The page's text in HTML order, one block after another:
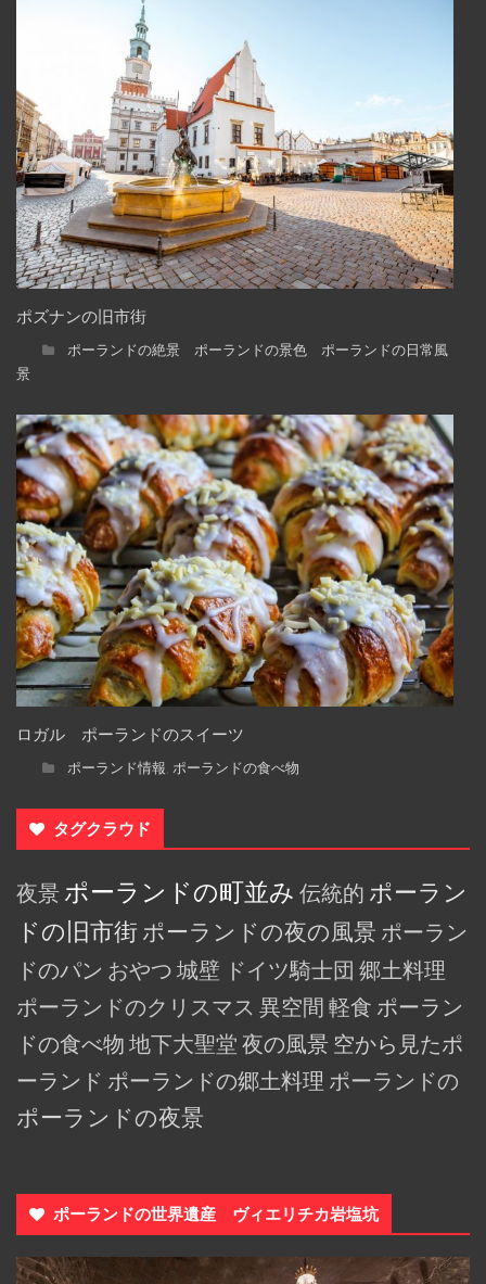
ポズナンの旧市街
ポーランドの絶景 ポーランドの景色 ポーランドの日常風
景
ロガル ポーランドのスイーツ
ポーランド情報, ポーランドの食べ物
タグクラウド
夜景 ポーランドの町並み 伝統的 ポーラン
ドの旧市街 ポーランドの夜の風景 ポーラン
ドのパン おやつ 城壁 ドイツ騎士団 郷土料理
ポーランドのクリスマス 異空間 軽食 ポーラン
ドの食べ物 地下大聖堂 夜の風景 空から見たポ
ーランド ポーランドの郷土料理 ポーランドの
ポーランドの夜景
ポーランドの世界遺産 ヴィエリチカ岩塩坑